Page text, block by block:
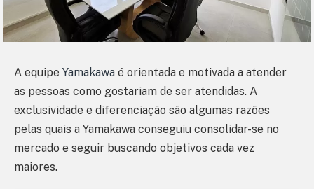
A equipe Yamakawa é orientada e motivada a atender
as pessoas como gostariam de ser atendidas. A
exclusividade e diferenciação são algumas razões
pelas quais a Yamakawa conseguiu consolidar-se no
mercado e seguir buscando objetivos cada vez
maiores.